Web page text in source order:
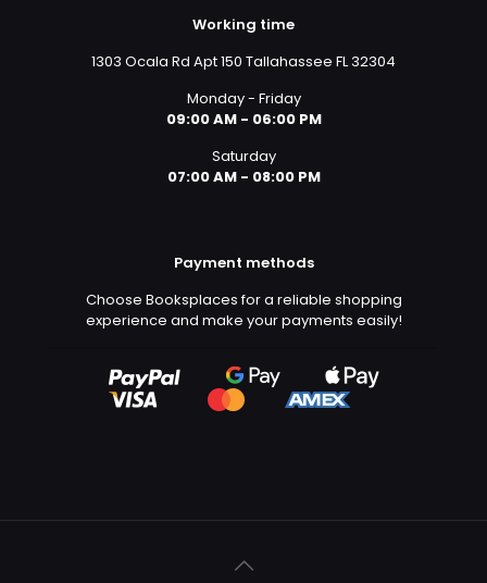
Working time
1303 Ocala Rd Apt 150 Tallahassee FL 32304
Monday - Friday
09:00 AM - 06:00 PM
Saturday
07:00 AM - 08:00 PM
Payment methods
Choose Booksplaces for a reliable shopping
experience and make your payments easily!